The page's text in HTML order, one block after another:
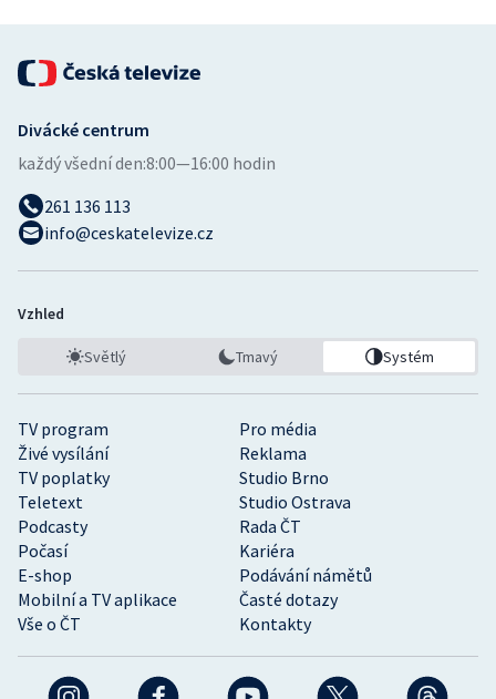
TV program
Pro média
Živé vysílání
Reklama
TV poplatky
Studio Brno
Teletext
Studio Ostrava
Podcasty
Rada ČT
Počasí
Kariéra
E-shop
Podávání námětů
Mobilní a TV aplikace
Časté dotazy
Vše o ČT
Kontakty
Divácké centrum
každý všední den:8:00—16:00 hodin
261 136 113
info@ceskatelevize.cz
Vzhled
Světlý Tmavý Systém